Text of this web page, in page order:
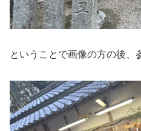
ということで画像の方の後、